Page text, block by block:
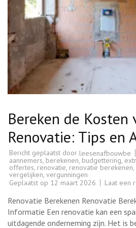
Bereken de Kosten
Renovatie: Tips en
Bericht geplaatst door leesenafbouwbe
aannemers, berekenen, budgettering,
offertes, renovatie, renovatie berekenen,
vergelijken, vergunningen
Geplaatst op 12 maart 2026 Laat een
Renovatie Berekenen Renovatie
Informatie Een renovatie kan een
uitdagende onderneming zijn. Het is